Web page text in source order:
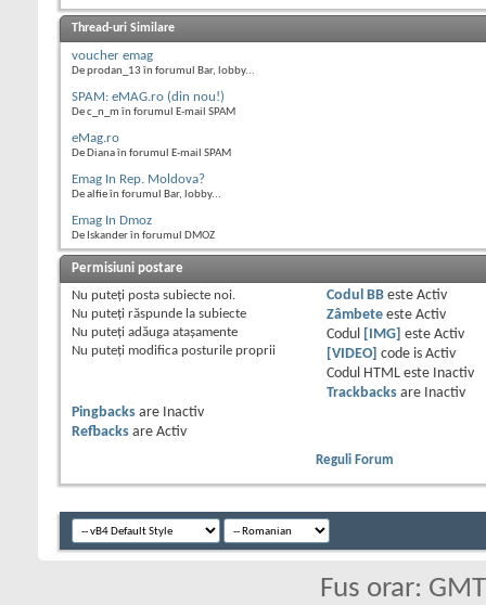
Thread-uri Similare
voucher emag
De prodan_13 în forumul Bar, lobby...
SPAM: eMAG.ro (din nou!)
De c_n_m în forumul E-mail SPAM
eMag.ro
De Diana în forumul E-mail SPAM
Emag In Rep. Moldova?
De alfie în forumul Bar, lobby...
Emag In Dmoz
De Iskander în forumul DMOZ
Permisiuni postare
Nu puteţi posta subiecte noi.
Nu puteţi răspunde la subiecte
Nu puteţi adăuga ataşamente
Nu puteţi modifica posturile proprii
Codul BBeste Activ
Zâmbeteeste Activ
Codul
[IMG] este Activ
[VIDEO] code is Activ
Codul HTML este
Inactiv
Trackbacksare
Inactiv
Pingbacks are
Inactiv
Refbacks are Activ
Reguli Forum
Fus orar: